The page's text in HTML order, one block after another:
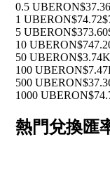
0.5 UBERON$37.36
1 UBERON$74.72
5 UBERON$373.60
10 UBERON
50 UBERON$3.74K
100 UBERON
500 UBERON
1000 UBERON
熱門兌換匯